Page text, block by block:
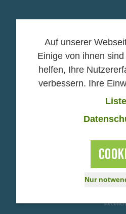
Auf unserer
Einige von ihnen
helfen, Ihre
verbessern. Ihre
Nur
›
› Mein
Der
von der